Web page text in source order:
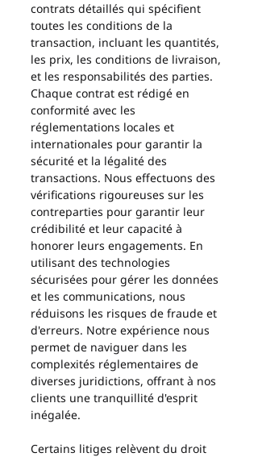
contrats détaillés qui spécifient
toutes les conditions de la
transaction, incluant les quantités,
les prix, les conditions de livraison,
et les responsabilités des parties.
Chaque contrat est rédigé en
conformité avec les
réglementations locales et
internationales pour garantir la
sécurité et la légalité des
transactions. Nous effectuons des
vérifications rigoureuses sur les
contreparties pour garantir leur
crédibilité et leur capacité à
honorer leurs engagements. En
utilisant des technologies
sécurisées pour gérer les données
et les communications, nous
réduisons les risques de fraude et
d'erreurs. Notre expérience nous
permet de naviguer dans les
complexités réglementaires de
diverses juridictions, offrant à nos
clients une tranquillité d'esprit
inégalée.
Certains litiges relèvent du droit